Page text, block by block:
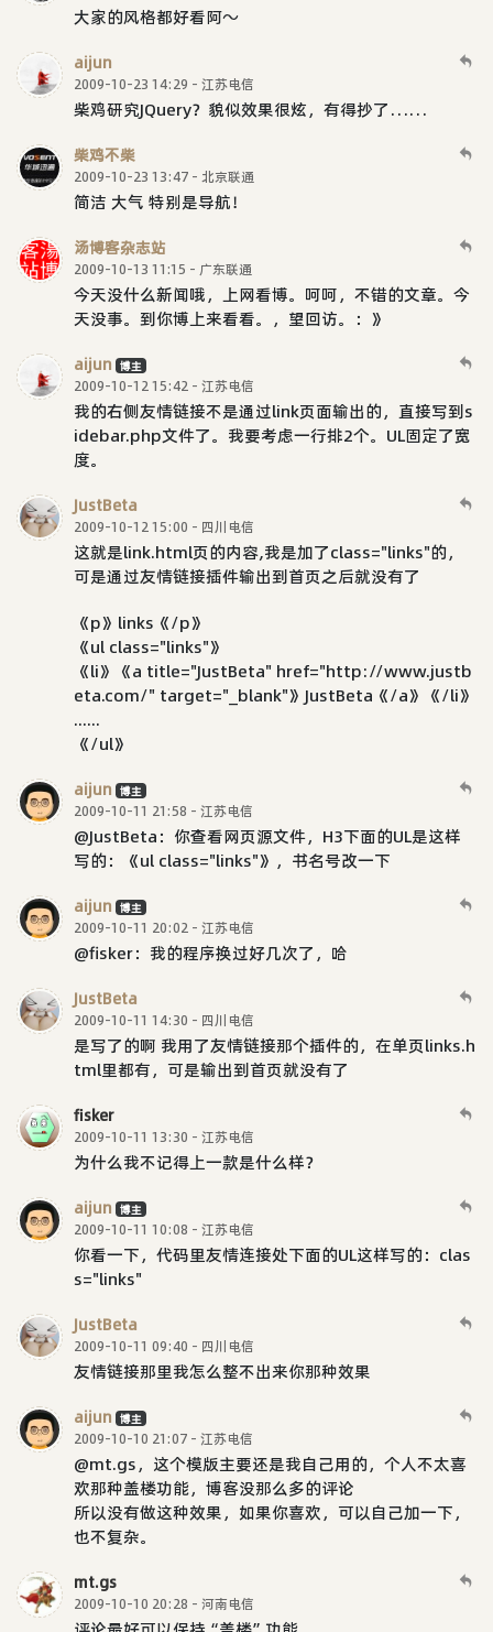
大家的风格都好看阿～
aijun
2009-10-23 14:29 - 江苏电信
柴鸡研究JQuery？貌似效果很炫，有得抄了……
柴鸡不柴
2009-10-23 13:47 - 北京联通
简洁 大气 特别是导航！
汤博客杂志站
2009-10-13 11:15 - 广东联通
今天没什么新闻哦，上网看博。呵呵，不错的文章。今
天没事。到你博上来看看。，望回访。：》
aijun 博主
2009-10-12 15:42 - 江苏电信
我的右侧友情链接不是通过link页面输出的，直接写到s
idebar.php文件了。我要考虑一行排2个。UL固定了宽
度。
JustBeta
2009-10-12 15:00 - 四川电信
这就是link.html页的内容,我是加了class="links"的，
可是通过友情链接插件输出到首页之后就没有了
《p》links《/p》
《ul class="links"》
《li》《a title="JustBeta" href="http://www.justb
eta.com/" target="_blank"》JustBeta《/a》《/li》
......
《/ul》
aijun 博主
2009-10-11 21:58 - 江苏电信
@JustBeta：你查看网页源文件，H3下面的UL是这样
写的：《ul class="links"》，书名号改一下
aijun 博主
2009-10-11 20:02 - 江苏电信
@fisker：我的程序换过好几次了，哈
JustBeta
2009-10-11 14:30 - 四川电信
是写了的啊 我用了友情链接那个插件的，在单页links.h
tml里都有，可是输出到首页就没有了
fisker
2009-10-11 13:30 - 江苏电信
为什么我不记得上一款是什么样？
aijun 博主
2009-10-11 10:08 - 江苏电信
你看一下，代码里友情连接处下面的UL这样写的：clas
s="links"
JustBeta
2009-10-11 09:40 - 四川电信
友情链接那里我怎么整不出来你那种效果
aijun 博主
2009-10-10 21:07 - 江苏电信
@mt.gs，这个模版主要还是我自己用的，个人不太喜
欢那种盖楼功能，博客没那么多的评论
所以没有做这种效果，如果你喜欢，可以自己加一下，
也不复杂。
mt.gs
2009-10-10 20:28 - 河南电信